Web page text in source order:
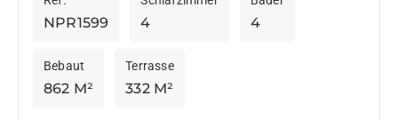
großen Raumdimensionen und insbesondere durch
den schönen...
NPR1599 4 4
862 M²
Bebaut
332 M²
Terrasse